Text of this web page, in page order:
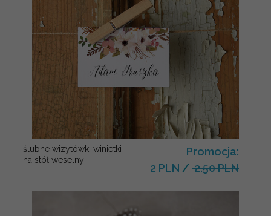
ślubne wizytówki winietki
na stół weselny
Promocja:
2 PLN / 2.50 PLN